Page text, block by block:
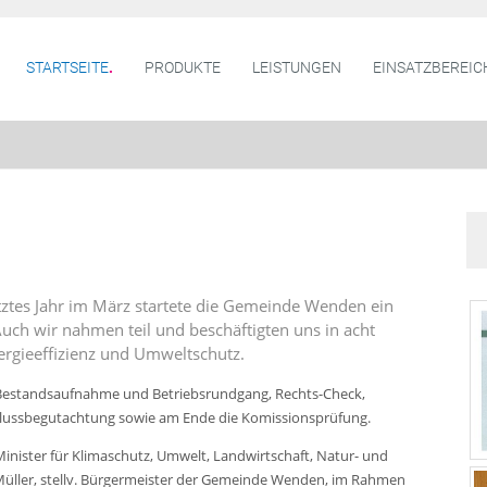
STARTSEITE PRODUKTE LEISTUNGEN
Jahr im März startete die Gemeinde Wenden ein
wir nahmen teil und beschäftigten uns in acht
und Umweltschutz.
und Betriebsrundgang, Rechts-Check,
sowie am Ende die Komissionsprüfung.
für Klimaschutz, Umwelt, Landwirtschaft, Natur- und
stellv. Bürgermeister der Gemeinde Wenden, im Rahmen